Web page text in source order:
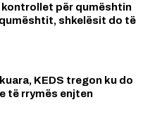
kontrollet për qumështin
shkelësit do të
KEDS tregon ku do
të rrymës enjten